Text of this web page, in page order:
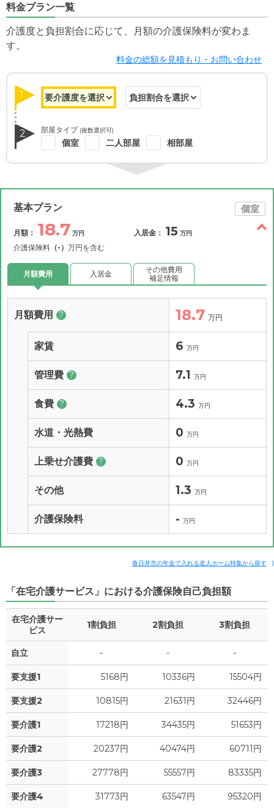
料金プラン一覧
介護度と負担割合に応じて、月額の介護保険料が変わま
す。
料金の総額を見積もり・お問い合わせ
1
2 部屋タイプ (複数選択可)
個室 二人部屋 相部屋
基本プラン 個室
月額： 18.7 万円
介護保険料 （-） 万円を含む
入居金： 15 万円
月額費用 入居金
その他費用
補足情報
月額費用 ? 18.7 万円
家賃 6 万円
管理費 ? 7.1 万円
食費 ? 4.3 万円
水道・光熱費 0 万円
上乗せ介護費 ? 0 万円
その他 1.3 万円
介護保険料 - 万円
春日井市の年金で入れる老人ホーム特集から探す
「在宅介護サービス」における介護保険自己負担額
在宅介護サー
ビス
1割負担 2割負担 3割負担
自立 - - -
要支援1 5168円 10336円 15504円
要支援2 10815円 21631円 32446円
要介護1 17218円 34435円 51653円
要介護2 20237円 40474円 60711円
要介護3 27778円 55557円 83335円
要介護4 31773円 63547円 95320円